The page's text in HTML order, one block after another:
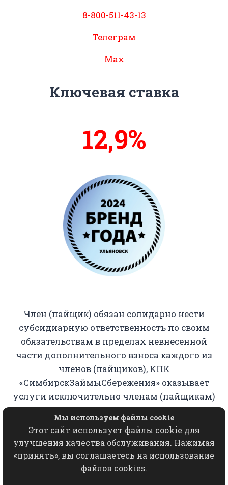
8-800-511-43-13
Телеграм
Max
Ключевая ставка
14%13,3%
Член (пайщик) обязан солидарно нести
субсидиарную ответственность по своим
обязательствам в пределах невнесенной
части дополнительного взноса каждого из
членов (пайщиков), КПК
«СимбирскЗаймыСбережения» оказывает
услуги исключительно членам (пайщикам)
кооператива.
Копирование, использование, переработка,
хранение, распространение любых
материалов с данного сайта разрешается
Мы используем файлы cookie
Этот сайт использует файлы cookie для
улучшения качества обслуживания. Нажимая
«принять», вы соглашаетесь на использование
файлов cookies.